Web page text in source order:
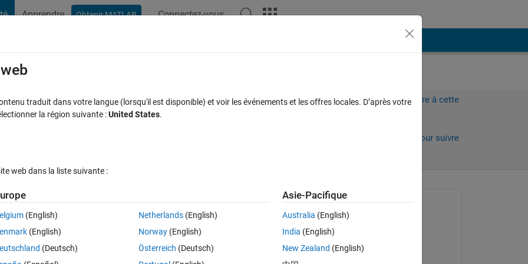
Apprendre Obtenir MATLAB Connectez-vous
Connectez-vous pour répondre à cette
Connectez-vous pour suivre
Ouvrir dans MATLAB Online
letters, numbers, underscores and symbols (there is no specific
through regexp(). The extracted string should start with letters,
kei hin
le 13 Avr 2021
traduit dans votre langue (lorsqu'il est disponible) et voir les événements et les offres locales. D’après votre
la région suivante :United States.
web dans la liste suivante :
(English)
(English)
(Deutsch)
Netherlands(English)
Norway(English)
Österreich (Deutsch)
Asie-Pacifique
Australia (English)
India (English)
New Zealand (English)